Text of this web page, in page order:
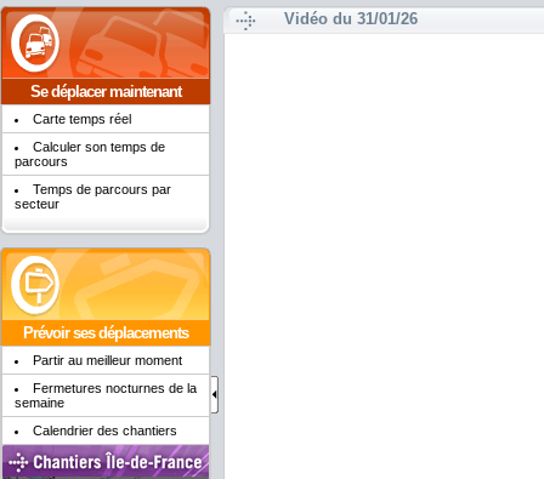
Se déplacer maintenant
Carte temps réel
Calculer son temps de
parcours
Temps de parcours par
secteur
Prévoir ses déplacements
Partir au meilleur moment
Fermetures nocturnes de la
semaine
Calendrier des chantiers
Vidéo du 31/01/26